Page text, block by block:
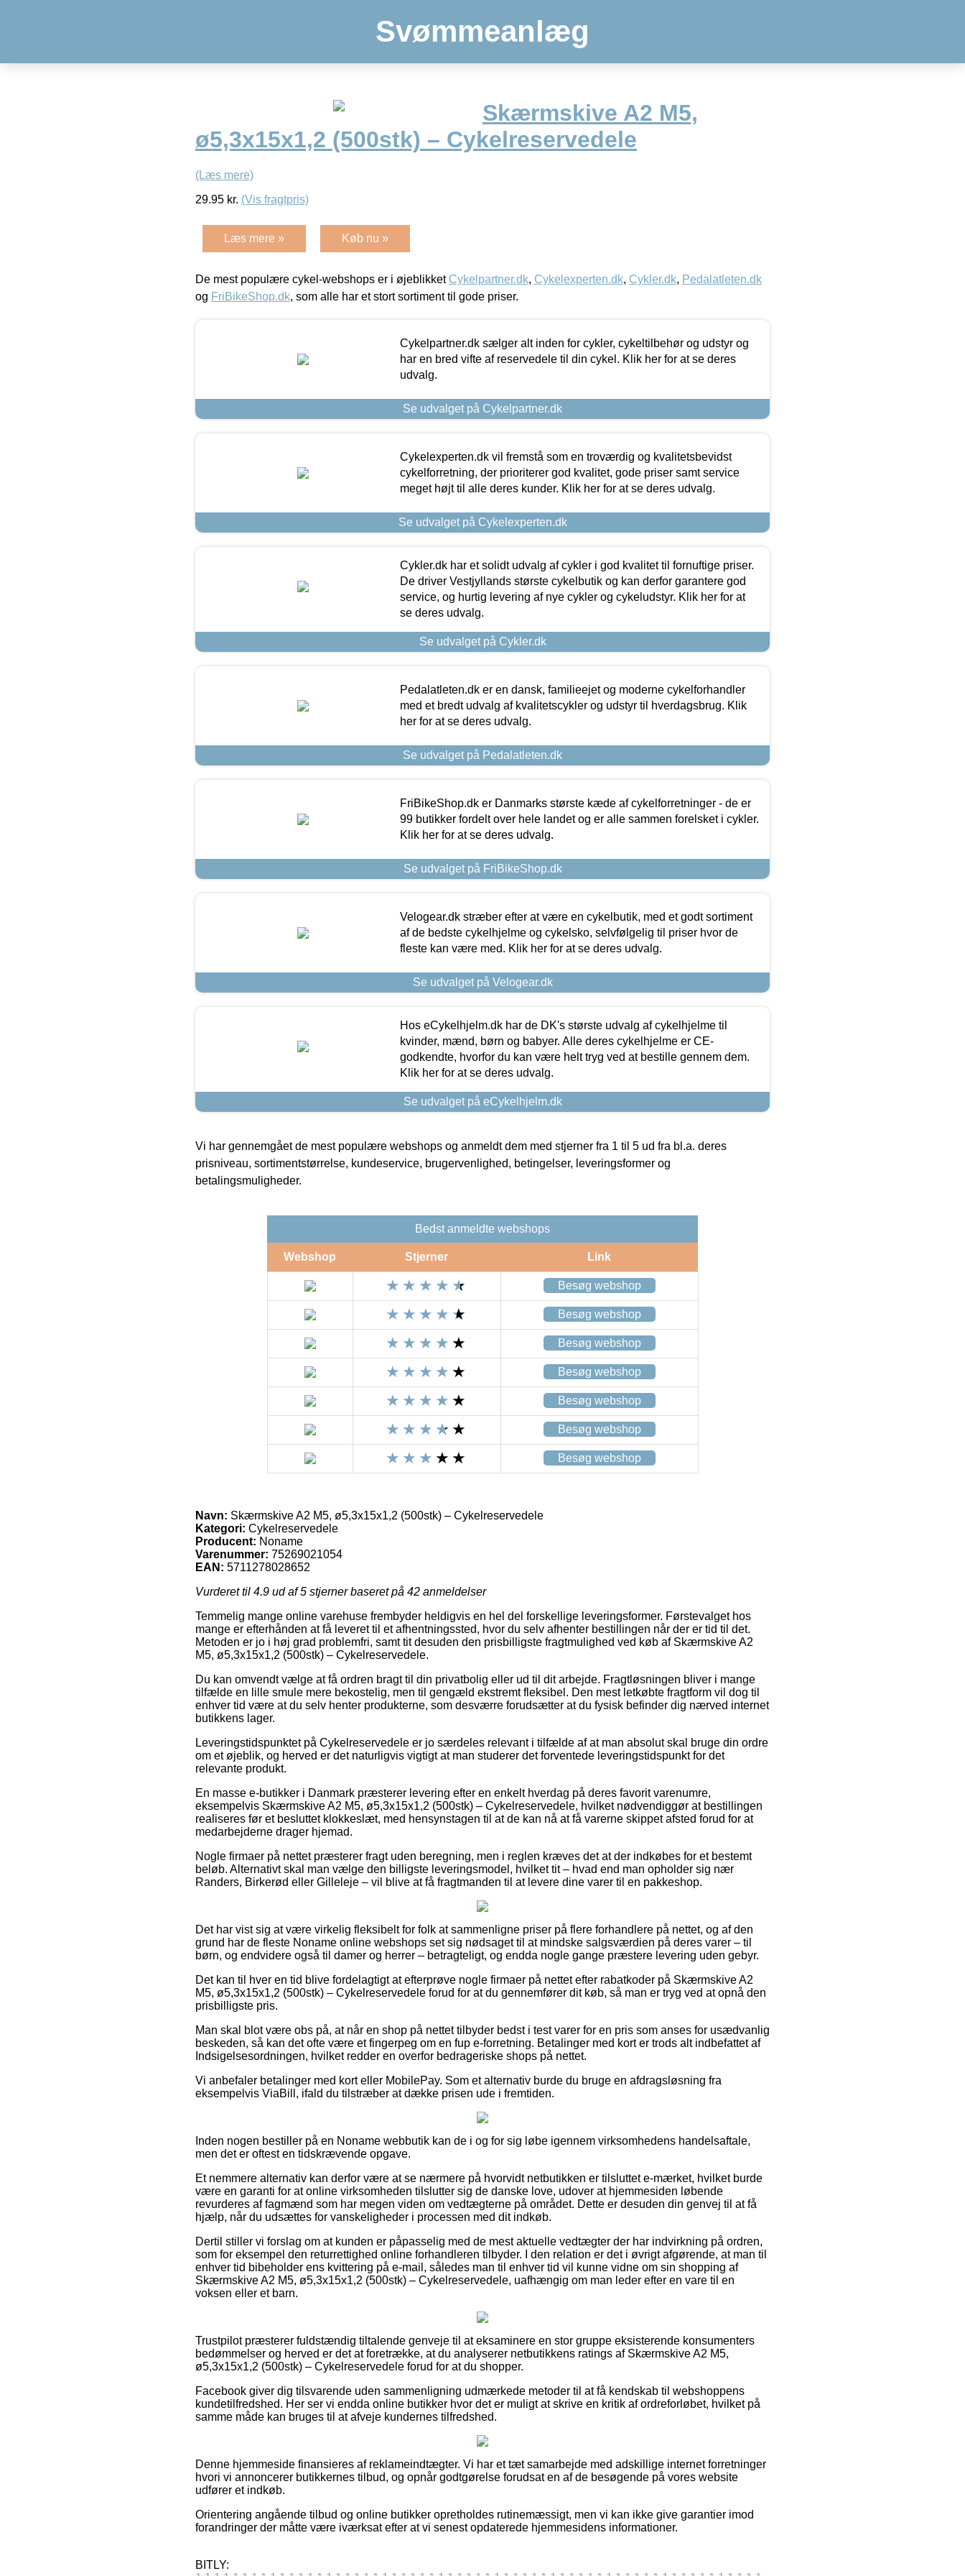
Svømmeanlæg
Skærmskive A2 M5,
ø5,3x15x1,2 (500stk) – Cykelreservedele
(Læs mere)
29.95 kr. (Vis fragtpris)
Læs mere » Køb nu »
De mest populære cykel-webshops er i øjeblikket Cykelpartner.dk, Cykelexperten.dk, Cykler.dk, Pedalatleten.dk
og FriBikeShop.dk, som alle har et stort sortiment til gode priser.
Cykelpartner.dk sælger alt inden for cykler, cykeltilbehør og udstyr og
har en bred vifte af reservedele til din cykel. Klik her for at se deres
udvalg.
Se udvalget på Cykelpartner.dk
Cykelexperten.dk vil fremstå som en troværdig og kvalitetsbevidst
cykelforretning, der prioriterer god kvalitet, gode priser samt service
meget højt til alle deres kunder. Klik her for at se deres udvalg.
Se udvalget på Cykelexperten.dk
Cykler.dk har et solidt udvalg af cykler i god kvalitet til fornuftige priser.
De driver Vestjyllands største cykelbutik og kan derfor garantere god
service, og hurtig levering af nye cykler og cykeludstyr. Klik her for at
se deres udvalg.
Se udvalget på Cykler.dk
Pedalatleten.dk er en dansk, familieejet og moderne cykelforhandler
med et bredt udvalg af kvalitetscykler og udstyr til hverdagsbrug. Klik
her for at se deres udvalg.
Se udvalget på Pedalatleten.dk
FriBikeShop.dk er Danmarks største kæde af cykelforretninger - de er
99 butikker fordelt over hele landet og er alle sammen forelsket i cykler.
Klik her for at se deres udvalg.
Se udvalget på FriBikeShop.dk
Velogear.dk stræber efter at være en cykelbutik, med et godt sortiment
af de bedste cykelhjelme og cykelsko, selvfølgelig til priser hvor de
fleste kan være med. Klik her for at se deres udvalg.
Se udvalget på Velogear.dk
Hos eCykelhjelm.dk har de DK's største udvalg af cykelhjelme til
kvinder, mænd, børn og babyer. Alle deres cykelhjelme er CE-
godkendte, hvorfor du kan være helt tryg ved at bestille gennem dem.
Klik her for at se deres udvalg.
Se udvalget på eCykelhjelm.dk
Vi har gennemgået de mest populære webshops og anmeldt dem med stjerner fra 1 til 5 ud fra bl.a. deres
prisniveau, sortimentstørrelse, kundeservice, brugervenlighed, betingelser, leveringsformer og
betalingsmuligheder.
Bedst anmeldte webshops
Webshop Stjerner Link
Besøg webshop
Besøg webshop
Besøg webshop
Besøg webshop
Besøg webshop
Besøg webshop
Besøg webshop
Navn: Skærmskive A2 M5, ø5,3x15x1,2 (500stk) – Cykelreservedele
Kategori: Cykelreservedele
Producent: Noname
Varenummer: 75269021054
EAN: 5711278028652
Vurderet til 4.9 ud af 5 stjerner baseret på 42 anmeldelser
Temmelig mange online varehuse frembyder heldigvis en hel del forskellige leveringsformer. Førstevalget hos
mange er efterhånden at få leveret til et afhentningssted, hvor du selv afhenter bestillingen når der er tid til det.
Metoden er jo i høj grad problemfri, samt tit desuden den prisbilligste fragtmulighed ved køb af Skærmskive A2
M5, ø5,3x15x1,2 (500stk) – Cykelreservedele.
Du kan omvendt vælge at få ordren bragt til din privatbolig eller ud til dit arbejde. Fragtløsningen bliver i mange
tilfælde en lille smule mere bekostelig, men til gengæld ekstremt fleksibel. Den mest letkøbte fragtform vil dog til
enhver tid være at du selv henter produkterne, som desværre forudsætter at du fysisk befinder dig nærved internet
butikkens lager.
Leveringstidspunktet på Cykelreservedele er jo særdeles relevant i tilfælde af at man absolut skal bruge din ordre
om et øjeblik, og herved er det naturligvis vigtigt at man studerer det forventede leveringstidspunkt for det
relevante produkt.
En masse e-butikker i Danmark præsterer levering efter en enkelt hverdag på deres favorit varenumre,
eksempelvis Skærmskive A2 M5, ø5,3x15x1,2 (500stk) – Cykelreservedele, hvilket nødvendiggør at bestillingen
realiseres før et besluttet klokkeslæt, med hensynstagen til at de kan nå at få varerne skippet afsted forud for at
medarbejderne drager hjemad.
Nogle firmaer på nettet præsterer fragt uden beregning, men i reglen kræves det at der indkøbes for et bestemt
beløb. Alternativt skal man vælge den billigste leveringsmodel, hvilket tit – hvad end man opholder sig nær
Randers, Birkerød eller Gilleleje – vil blive at få fragtmanden til at levere dine varer til en pakkeshop.
Det har vist sig at være virkelig fleksibelt for folk at sammenligne priser på flere forhandlere på nettet, og af den
grund har de fleste Noname online webshops set sig nødsaget til at mindske salgsværdien på deres varer – til
børn, og endvidere også til damer og herrer – betragteligt, og endda nogle gange præstere levering uden gebyr.
Det kan til hver en tid blive fordelagtigt at efterprøve nogle firmaer på nettet efter rabatkoder på Skærmskive A2
M5, ø5,3x15x1,2 (500stk) – Cykelreservedele forud for at du gennemfører dit køb, så man er tryg ved at opnå den
prisbilligste pris.
Man skal blot være obs på, at når en shop på nettet tilbyder bedst i test varer for en pris som anses for usædvanlig
beskeden, så kan det ofte være et fingerpeg om en fup e-forretning. Betalinger med kort er trods alt indbefattet af
Indsigelsesordningen, hvilket redder en overfor bedrageriske shops på nettet.
Vi anbefaler betalinger med kort eller MobilePay. Som et alternativ burde du bruge en afdragsløsning fra
eksempelvis ViaBill, ifald du tilstræber at dække prisen ude i fremtiden.
Inden nogen bestiller på en Noname webbutik kan de i og for sig løbe igennem virksomhedens handelsaftale,
men det er oftest en tidskrævende opgave.
Et nemmere alternativ kan derfor være at se nærmere på hvorvidt netbutikken er tilsluttet e-mærket, hvilket burde
være en garanti for at online virksomheden tilslutter sig de danske love, udover at hjemmesiden løbende
revurderes af fagmænd som har megen viden om vedtægterne på området. Dette er desuden din genvej til at få
hjælp, når du udsættes for vanskeligheder i processen med dit indkøb.
Dertil stiller vi forslag om at kunden er påpasselig med de mest aktuelle vedtægter der har indvirkning på ordren,
som for eksempel den returrettighed online forhandleren tilbyder. I den relation er det i øvrigt afgørende, at man til
enhver tid bibeholder ens kvittering på e-mail, således man til enhver tid vil kunne vidne om sin shopping af
Skærmskive A2 M5, ø5,3x15x1,2 (500stk) – Cykelreservedele, uafhængig om man leder efter en vare til en
voksen eller et barn.
Trustpilot præsterer fuldstændig tiltalende genveje til at eksaminere en stor gruppe eksisterende konsumenters
bedømmelser og herved er det at foretrække, at du analyserer netbutikkens ratings af Skærmskive A2 M5,
ø5,3x15x1,2 (500stk) – Cykelreservedele forud for at du shopper.
Facebook giver dig tilsvarende uden sammenligning udmærkede metoder til at få kendskab til webshoppens
kundetilfredshed. Her ser vi endda online butikker hvor det er muligt at skrive en kritik af ordreforløbet, hvilket på
samme måde kan bruges til at afveje kundernes tilfredshed.
Denne hjemmeside finansieres af reklameindtægter. Vi har et tæt samarbejde med adskillige internet forretninger
hvori vi annoncerer butikkernes tilbud, og opnår godtgørelse forudsat en af de besøgende på vores website
udfører et indkøb.
Orientering angående tilbud og online butikker opretholdes rutinemæssigt, men vi kan ikke give garantier imod
forandringer der måtte være iværksat efter at vi senest opdaterede hjemmesidens informationer.
BITLY: